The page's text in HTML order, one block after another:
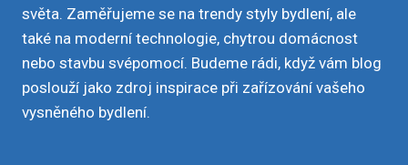
světa. Zaměřujeme se na trendy styly bydlení, ale
také na moderní technologie, chytrou domácnost
nebo stavbu svépomocí. Budeme rádi, když vám blog
poslouží jako zdroj inspirace při zařízování vašeho
vysněného bydlení.